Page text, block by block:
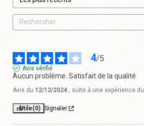
4/5
Avis vérifié
Aucun problème. Satisfait de la qualité
Avis du 12/12/2024 , suite à une expérience du
Utile(0) Signaler